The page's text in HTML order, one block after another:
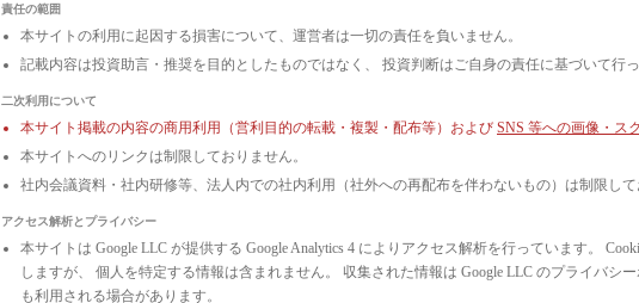
責任の範囲
本サイトの利用に起因する損害について、運営者は一切の責任を負いません。
記載内容は投資助言・推奨を目的としたものではなく、 投資判断はご自身の責任に基づいて行っ
二次利用について
本サイト掲載の内容の商用利用（営利目的の転載・複製・配布等）および SNS 等への画像・ス
本サイトへのリンクは制限しておりません。
社内会議資料・社内研修等、法人内での社内利用（社外への再配布を伴わないもの）は制限して
アクセス解析とプライバシー
本サイトは Google LLC が提供する Google Analytics 4 によりアクセス解析を行っています。
しますが、 個人を特定する情報は含まれません。 収集された情報は Google LLC のプライバシ
も利用される場合があります。